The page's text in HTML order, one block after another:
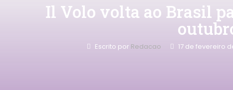
Il Volo volta ao Brasil
Escrito por Redacao 17 de fevereiro